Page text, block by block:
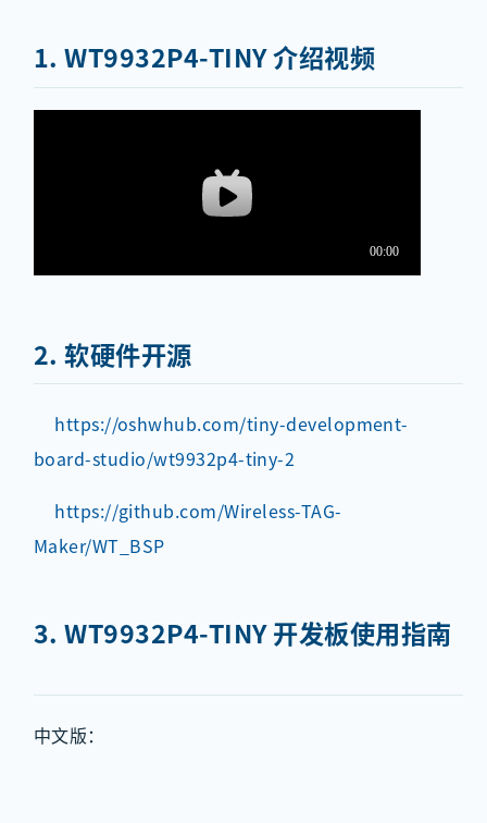
1. WT9932P4-TINY 介绍视频
2. 软硬件开源
https://oshwhub.com/tiny-development-
board-studio/wt9932p4-tiny-2
https://github.com/Wireless-TAG-
Maker/WT_BSP
3. WT9932P4-TINY 开发板使用指南
中文版：